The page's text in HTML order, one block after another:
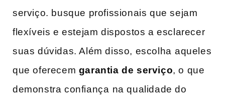
serviço. busque profissionais que ‍sejam
flexíveis e estejam dispostos a esclarecer⁢
suas dúvidas. Além disso, escolha ⁤aqueles
que oferecem‌ garantia de serviço, o ‌que
demonstra confiança ⁢na qualidade ‌do